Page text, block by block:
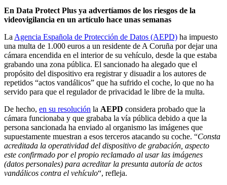
En Data Protect Plus ya advertíamos de los riesgos de la
videovigilancia en un artículo hace unas semanas
La Agencia Española de Protección de Datos (AEPD) ha impuesto
una multa de 1.000 euros a un residente de A Coruña por dejar una
cámara encendida en el interior de su vehículo, desde la que estaba
grabando una zona pública. El sancionado ha alegado que el
propósito del dispositivo era registrar y disuadir a los autores de
repetidos “actos vandálicos” que ha sufrido el coche, lo que no ha
servido para que el regulador de privacidad le libre de la multa.
De hecho, en su resolución la AEPD considera probado que la
cámara funcionaba y que grababa la vía pública debido a que la
persona sancionada ha enviado al organismo las imágenes que
supuestamente muestran a esos terceros atacando su coche. “Consta
acreditada la operatividad del dispositivo de grabación, aspecto
este confirmado por el propio reclamado al usar las imágenes
(datos personales) para acreditar la presunta autoría de actos
vandálicos contra el vehículo“, refleja.